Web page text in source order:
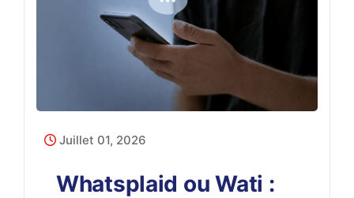
Juillet 01, 2026
Whatsplaid ou Wati :